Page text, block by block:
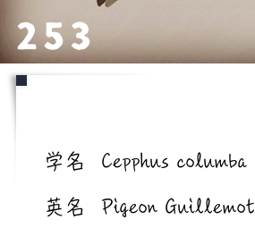
253
学名 Cepphus columba
英名 Pigeon Guillemot